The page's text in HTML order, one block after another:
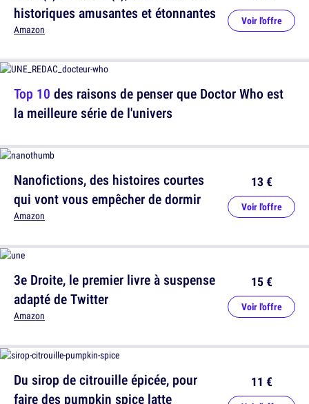
historiques amusantes et étonnantes
Amazon
Voir l'offre
Nanofictions, des histoires courtes
qui vont vous empêcher de dormir
Amazon
13 €
Voir l'offre
Du sirop de citrouille épicée, pour
faire des pumpkin spice latte
11 €
Top 10 des raisons de penser que Doctor Who est
la meilleure série de l'univers
3e Droite, le premier livre à suspense
adapté de Twitter
Amazon
15 €
Voir l'offre